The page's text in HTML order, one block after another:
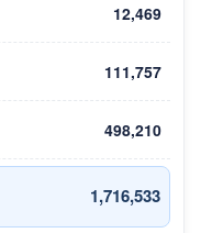
12,469
111,757
498,210
1,716,533